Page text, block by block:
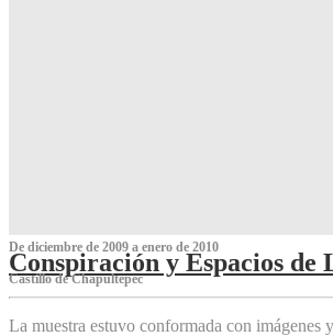
De diciembre de 2009 a enero de 2010
Conspiración y Espacios
Castillo de Chapultepec
La muestra estuvo conformada con